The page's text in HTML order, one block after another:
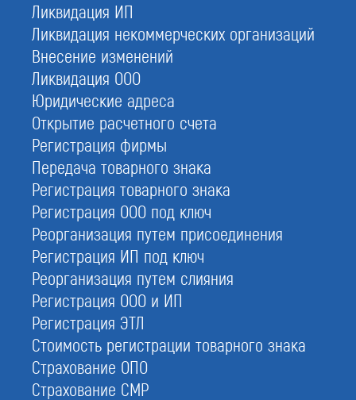
Ликвидация ИП
Ликвидация некоммерческих организаций
Внесение изменений
Ликвидация ООО
Юридические адреса
Открытие расчетного счета
Регистрация фирмы
Передача товарного знака
Регистрация товарного знака
Регистрация ООО под ключ
Реорганизация путем присоединения
Регистрация ИП под ключ
Реорганизация путем слияния
Регистрация ООО и ИП
Регистрация ЭТЛ
Стоимость регистрации товарного знака
Страхование ОПО
Страхование СМР
НРС изыскателей
СРО проектировщиков
Допуск СРО
Вступить в СРО
Свидетельство СРО
Реестр СРО проектировщиков
Национальный реестр
проектировщиков
Национальный реестр специалистов (НРС) — это
информационная система сведений о
руководителях и специалистах, имеющих право
выполнять работы в области проектирования